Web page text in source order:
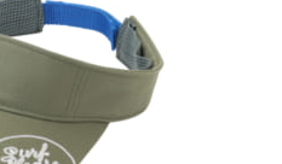
トアでみる